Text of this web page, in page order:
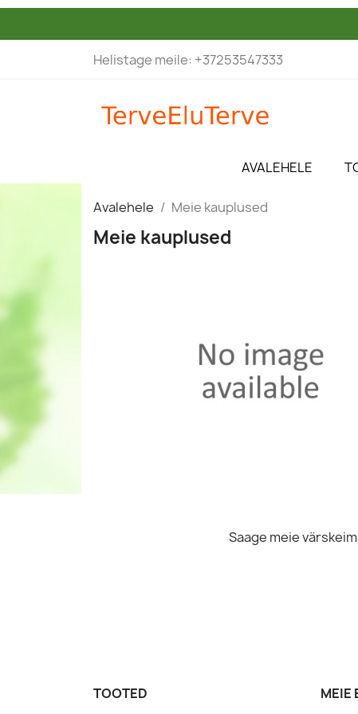
Helistage meile: +37253547333
AVALEHELE
Avalehele Meie kauplused
Meie kauplused
Saage meie
TOOTED MEIE